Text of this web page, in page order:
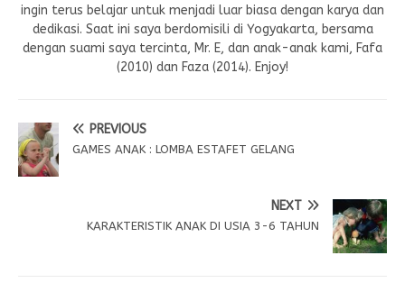
ingin terus belajar untuk menjadi luar biasa dengan karya dan
dedikasi. Saat ini saya berdomisili di Yogyakarta, bersama
dengan suami saya tercinta, Mr. E, dan anak-anak kami, Fafa
(2010) dan Faza (2014). Enjoy!
PREVIOUS
GAMES ANAK : LOMBA ESTAFET GELANG
NEXT
KARAKTERISTIK ANAK DI USIA 3-6 TAHUN